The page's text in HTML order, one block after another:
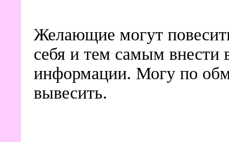
Желающие могут
себя и тем самым внести
информации. Могу по
вывесить.